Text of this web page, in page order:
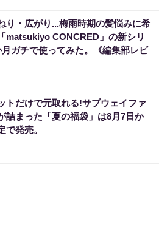
り・広がり...梅雨時期の髪悩みに希
matsukiyo CONCRED」の新シリ
ガチで使ってみた。《編集部レビ
トだけで元取れる!サブウェイファ
詰まった「夏の福袋」は8月7日か
で発売。